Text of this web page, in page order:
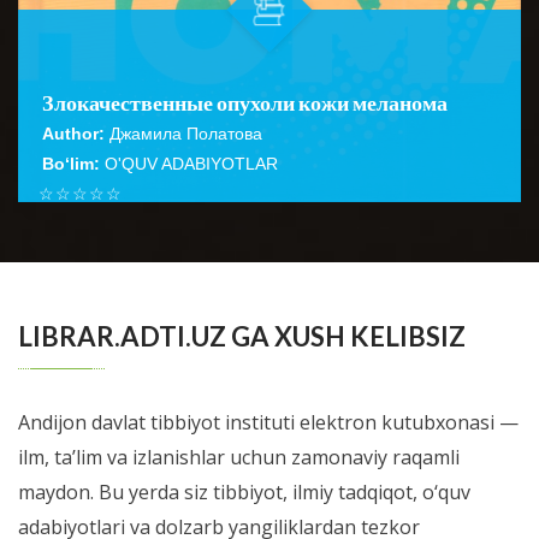
Злокачественные опухоли кожи меланома
Author: Джамила Полатова
Bo‘lim: O'QUV ADABIYOTLAR
☆
☆
☆
☆
☆
LIBRAR.ADTI.UZ GA XUSH KELIBSIZ
Andijon davlat tibbiyot instituti elektron kutubxonasi —
ilm, ta’lim va izlanishlar uchun zamonaviy raqamli
maydon. Bu yerda siz tibbiyot, ilmiy tadqiqot, o‘quv
adabiyotlari va dolzarb yangiliklardan tezkor